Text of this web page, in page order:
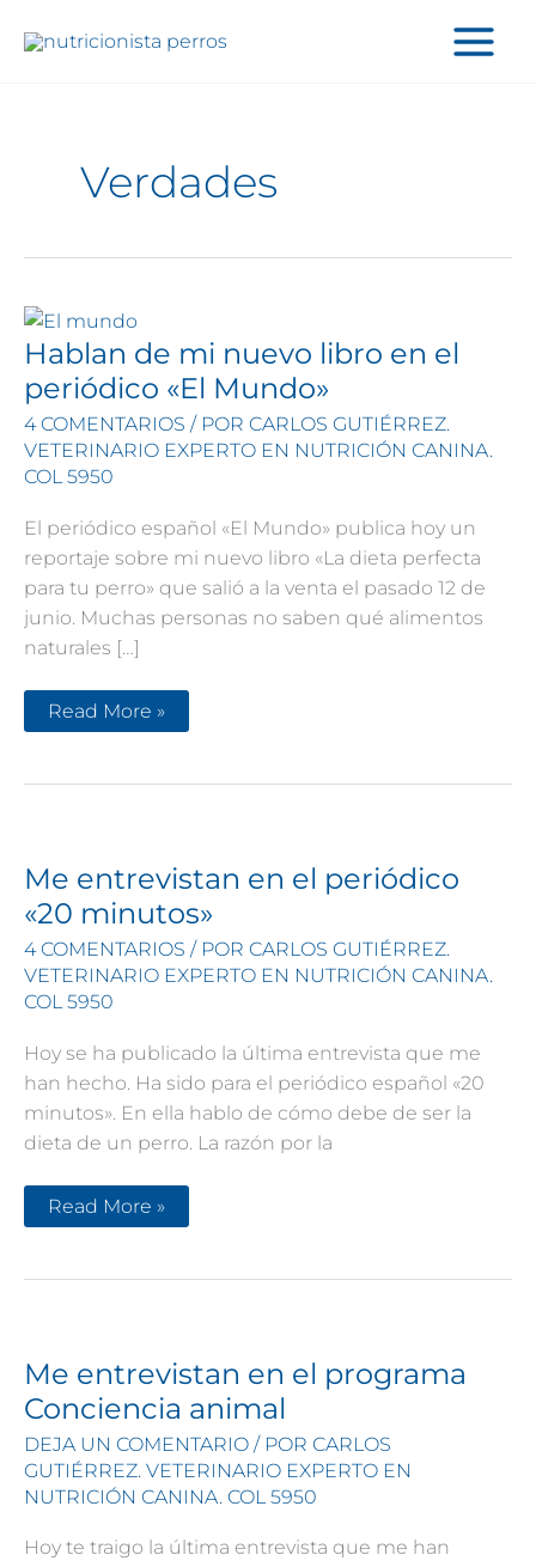
Verdades
Hablan de mi nuevo libro en el
periódico «El Mundo»
4 COMENTARIOS / POR CARLOS GUTIÉRREZ.
VETERINARIO EXPERTO EN NUTRICIÓN CANINA.
COL 5950
El periódico español «El Mundo» publica hoy un
reportaje sobre mi nuevo libro «La dieta perfecta
para tu perro» que salió a la venta el pasado 12 de
junio. Muchas personas no saben qué alimentos
naturales […]
Hablan
de
libro
Mundo»
Read More »
Me entrevistan en el periódico
«20 minutos»
4 COMENTARIOS / POR CARLOS GUTIÉRREZ.
VETERINARIO EXPERTO EN NUTRICIÓN CANINA.
COL 5950
Hoy se ha publicado la última entrevista que me
han hecho. Ha sido para el periódico español «20
minutos». En ella hablo de cómo debe de ser la
dieta de un perro. La razón por la
Me
entrevistan
periódico
Read More »
Me entrevistan en el programa
Conciencia animal
DEJA UN COMENTARIO / POR CARLOS
GUTIÉRREZ. VETERINARIO EXPERTO EN
NUTRICIÓN CANINA. COL 5950
Hoy te traigo la última entrevista que me han